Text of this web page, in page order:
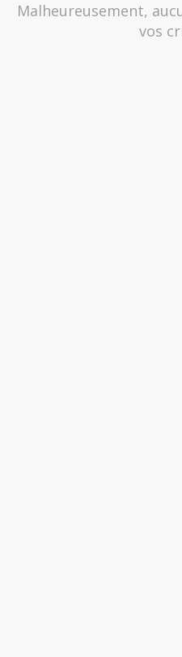
Malheureusement,
vos